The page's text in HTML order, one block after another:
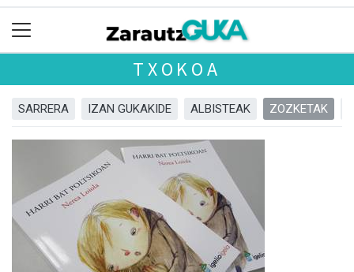
TXOKOA
SARRERA IZAN GUKAKIDE ALBISTEAK ZOZKETAK